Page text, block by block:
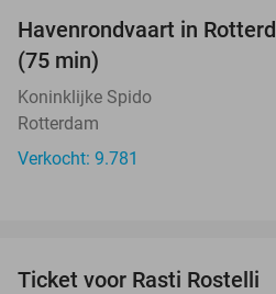
Havenrondvaart in
(75 min)
Koninklijke Spido
Rotterdam
Verkocht: 9.781
Ticket voor Rasti Rostelli